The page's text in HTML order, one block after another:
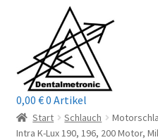
Navigation
springen
springen
Home
0,00 €0 Artikel
Start Schlauch
Intra K-Lux 190, 196, 200 Motor,